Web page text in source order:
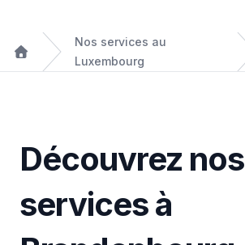
Nos services au
Luxembourg
Découvrez nos
services à